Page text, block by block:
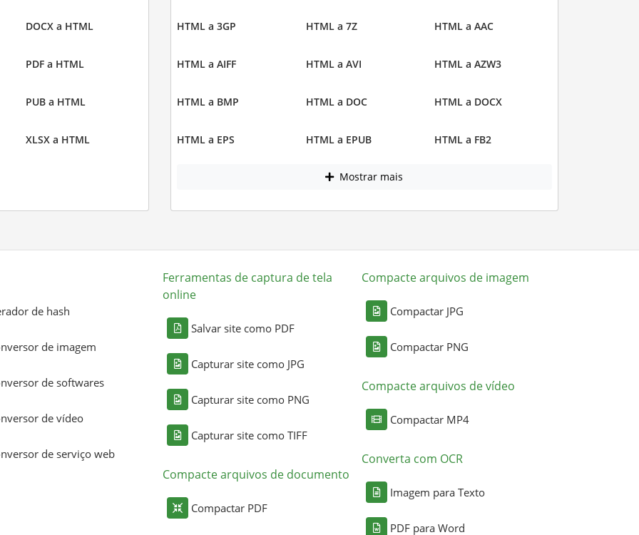
DOCX a HTML
PDF a HTML
PUB a HTML
XLSX a HTML
HTML a 3GP HTML a 7Z HTML a AAC
HTML a AIFF HTML a AVI HTML a AZW3
HTML a BMP HTML a DOC HTML a DOCX
HTML a EPS HTML a EPUB HTML a FB2
Mostrar mais
de hash
de imagem
de softwares
de vídeo
de serviço web
Ferramentas de captura de tela
online
Salvar site como PDF
Capturar site como JPG
Capturar site como PNG
Capturar site como TIFF
Compacte arquivos de documento
Compactar PDF
Compacte arquivos de imagem
Compactar JPG
Compactar PNG
Compacte arquivos de vídeo
Compactar MP4
Converta com OCR
Imagem para Texto
PDF para Word